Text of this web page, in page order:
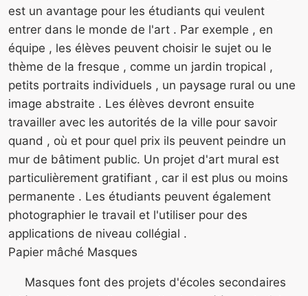
est un avantage pour les étudiants qui veulent
entrer dans le monde de l'art . Par exemple , en
équipe , les élèves peuvent choisir le sujet ou le
thème de la fresque , comme un jardin tropical ,
petits portraits individuels , un paysage rural ou une
image abstraite . Les élèves devront ensuite
travailler avec les autorités de la ville pour savoir
quand , où et pour quel prix ils peuvent peindre un
mur de bâtiment public. Un projet d'art mural est
particulièrement gratifiant , car il est plus ou moins
permanente . Les étudiants peuvent également
photographier le travail et l'utiliser pour des
applications de niveau collégial .
Papier mâché Masques
Masques font des projets d'écoles secondaires